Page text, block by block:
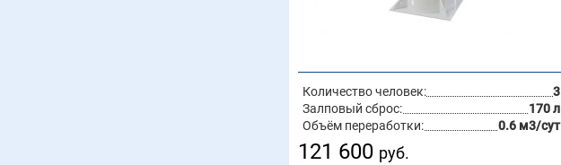
Количество человек:
3
Залповый сброс:
170 л
Объём переработки:
0.6 м3/сут
121 600 руб.